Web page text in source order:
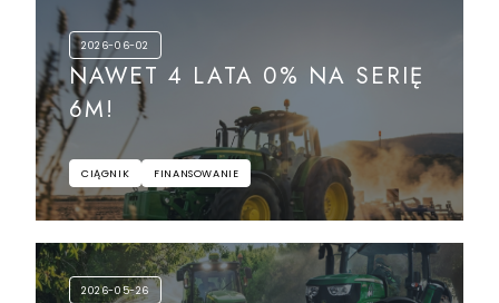
2026-06-02
NAWET 4 LATA 0% NA SERIĘ
6M!
CIĄGNIK FINANSOWANIE
2026-05-26